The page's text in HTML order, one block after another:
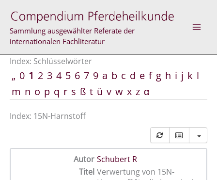
Inhalt
springen
Sammlung ausgewählter Referate der
internationalen Fachliteratur
Index: Schlüsselwörter
„ 0 1 2 3 4 5 6 7 9 a b c d e f g h i j k l
m n o p q r s ß t ü v w x z α
Index: 15N-Harnstoff
Autor Schubert R
Titel Verwertung von 15N-